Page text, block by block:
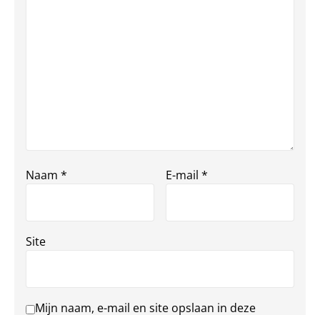
Naam * E-mail *
Site
Mijn naam, e-mail en site opslaan in deze